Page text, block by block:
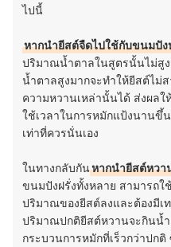
ไปนี้
หากนำยีสต์จืดไปใช้กับขนมปัง
ปริมาณน้ำตาลในสูตรนั้นไม่สู
น้ำตาลสูงมากจะทำให้ยีสต์ไม่
ความหวานเหล่านั้นได้ ส่งผลใ
ใช้เวลาในการหมักแป้งนานขึ้
เท่าที่ควรนั่นเอง
ในทางกลับกันหากนำยีสต์หวา
ขนมปังฝรั่งทั้งหลาย สามารถใ
ปริมาณของยีสต์ลงและต้องมีเ
ปริมาณปกติยีสต์หวานจะกินน้ำ
กระบวนการหมักที่เร็วกว่าปกติ